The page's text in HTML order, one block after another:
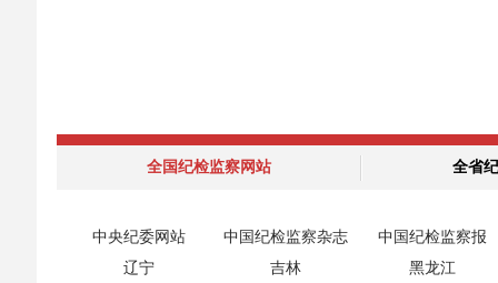
全国纪检监察网站 全省
中央纪委网站 中国纪检监察杂志
中国纪检监察报
辽宁
吉林
黑龙江